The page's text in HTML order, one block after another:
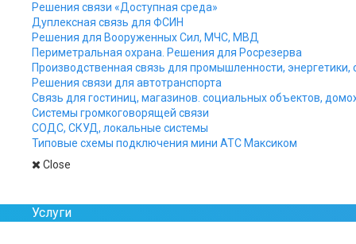
Решения связи «Доступная среда»
Дуплексная связь для ФСИН
Решения для Вооруженных Сил, МЧС, МВД
Периметральная охрана. Решения для Росрезерва
Производственная связь для промышленности, энергетики,
Решения связи для автотранспорта
Связь для гостиниц, магазинов. социальных объектов,
Системы громкоговорящей связи
СОДС, СКУД, локальные системы
Типовые схемы подключения мини АТС Максиком
Close
Услуги
Описание